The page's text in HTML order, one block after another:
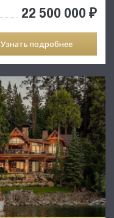
22 500 000 ₽
Узнать подробнее